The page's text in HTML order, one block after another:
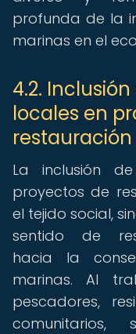
profunda de la
marinas en el
4.2.
locales en
restauración
La inclusión
proyectos de
el tejido social,
sentido de
hacia la
marinas. Al
pescadores,
comunitarios,